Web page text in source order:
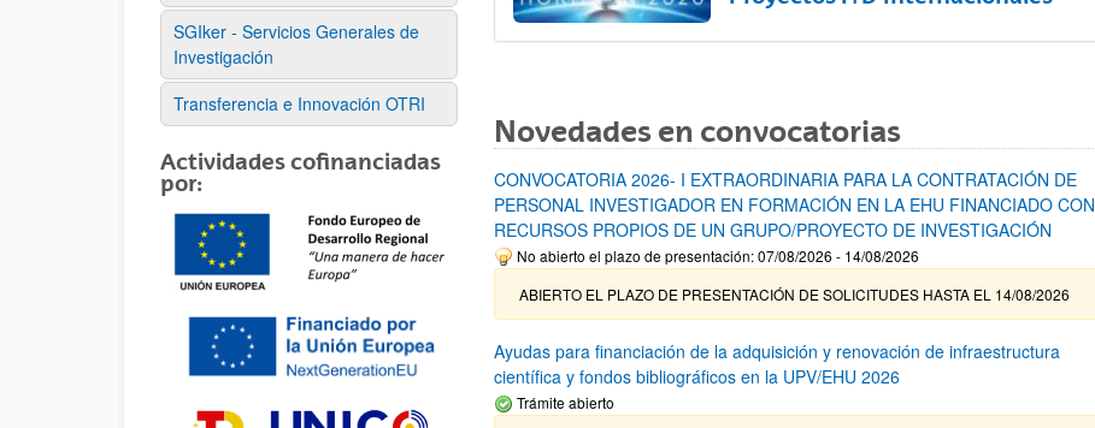
SGIker - Servicios Generales de
Investigación
Transferencia e Innovación OTRI
Actividades cofinanciadas
por:
Novedades en convocatorias
CONVOCATORIA 2026- I EXTRAORDINARIA PARA LA CONTRATACIÓN DE
PERSONAL INVESTIGADOR EN FORMACIÓN EN LA EHU FINANCIADO CON
RECURSOS PROPIOS DE UN GRUPO/PROYECTO DE INVESTIGACIÓN
No abierto el plazo de presentación: 07/08/2026 - 14/08/2026
ABIERTO EL PLAZO DE PRESENTACIÓN DE SOLICITUDES HASTA EL 14/08/2026
Ayudas para financiación de la adquisición y renovación de infraestructura
científica y fondos bibliográficos en la UPV/EHU 2026
Trámite abierto